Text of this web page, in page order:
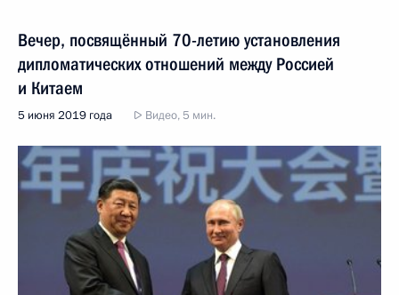
Вечер, посвящённый 70-летию установления
дипломатических отношений между Россией
и Китаем
5 июня 2019 года Видео, 5 мин.